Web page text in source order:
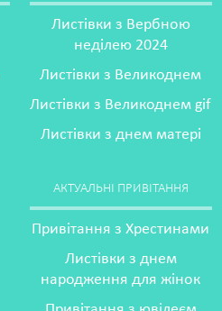
Листівки з Вербною
неділею 2024
Листівки з Великоднем
Листівки з Великоднем gif
Листівки з днем матері
АКТУАЛЬНІ ПРИВІТАННЯ
Привітання з Хрестинами
Листівки з днем
народження для жінок